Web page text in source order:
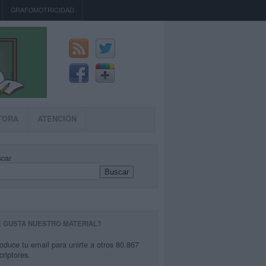
GRAFOMOTRICIDAD
ATENCIÓN
Buscar
GUSTA NUESTRO MATERIAL?
tu email para unirte a otros 80.867